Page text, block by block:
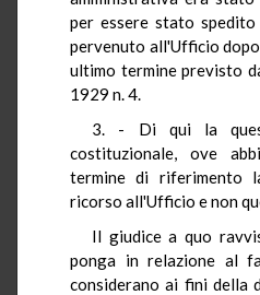
per essere stato
pervenuto all'Ufficio
ultimo termine previsto
1929 n. 4.
3. - Di qui la
costituzionale, ove
termine di riferimento
ricorso all'Ufficio e non
Il giudice a quo
ponga in relazione al
considerano ai fini della